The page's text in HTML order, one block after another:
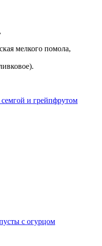
мелкого помола,
и грейпфрутом
с огурцом